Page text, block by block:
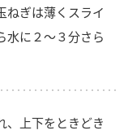
ねぎは薄くスライ
水に２～３分さら
、上下をときどき